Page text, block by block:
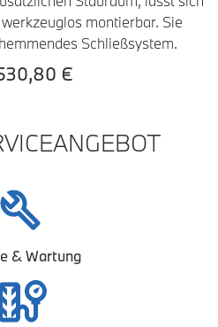
montierbar. Sie
Schließsystem.
€
& Wartung